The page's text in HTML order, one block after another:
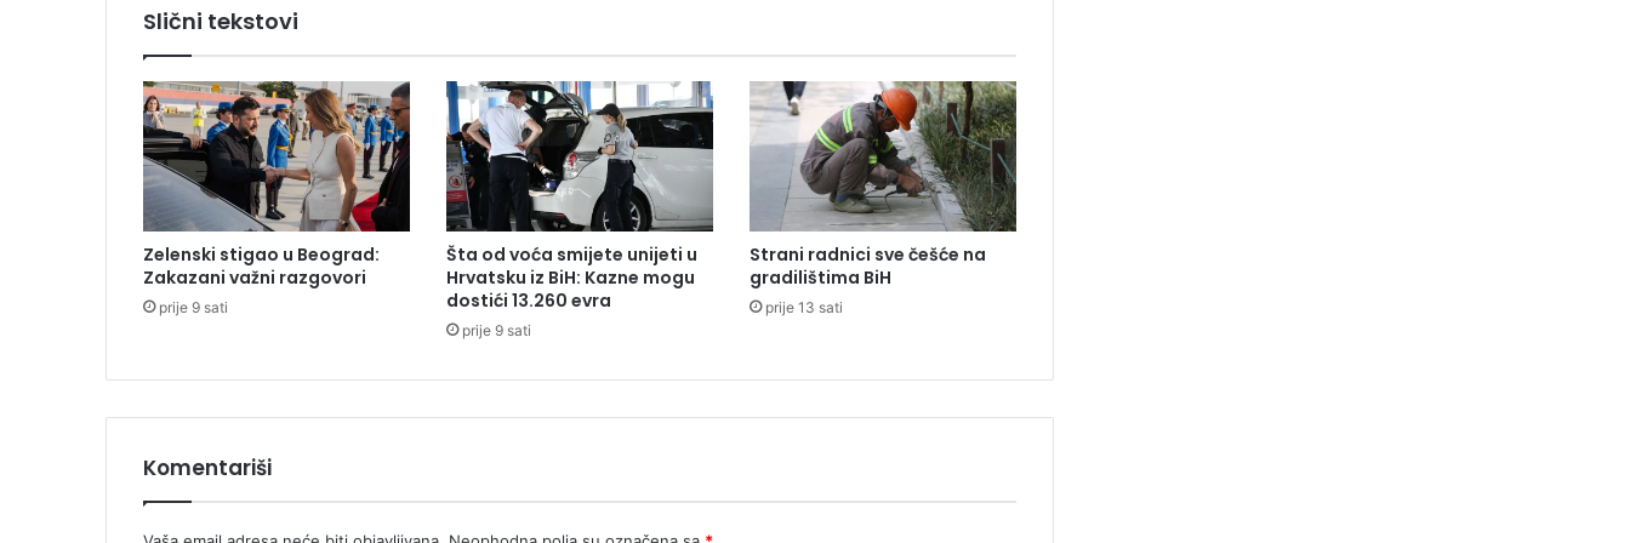
t
v
r
d
i
o
:
Z
m
a
j
i
"
p
t
r
e
s
k
o
d
P
r
i
j
o
r
Slični tekstovi
Zelenski stigao u Beograd:
Zakazani važni razgovori
prije 9 sati
Šta od voća smijete unijeti u
Hrvatsku iz BiH: Kazne mogu
dostići 13.260 evra
prije 9 sati
Strani radnici sve češće na
gradilištima BiH
prije 13 sati
Komentariši